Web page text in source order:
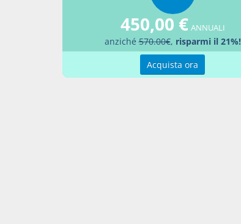
450,00 € ANNUALI
anziché570.00€, risparmi il 21%!
Acquista ora